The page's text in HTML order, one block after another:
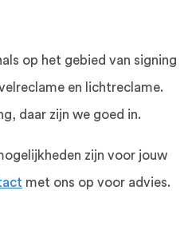
op het gebied van signing
en lichtreclame.
daar zijn we goed in.
zijn voor jouw
met ons op voor advies.